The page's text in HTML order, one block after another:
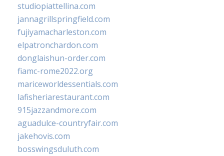
studiopiattellina.com
jannagrillspringfield.com
fujiyamacharleston.com
elpatronchardon.com
donglaishun-order.com
fiamc-rome2022.org
mariceworldessentials.com
lafisheriarestaurant.com
915jazzandmore.com
aguadulce-countryfair.com
jakehovis.com
bosswingsduluth.com